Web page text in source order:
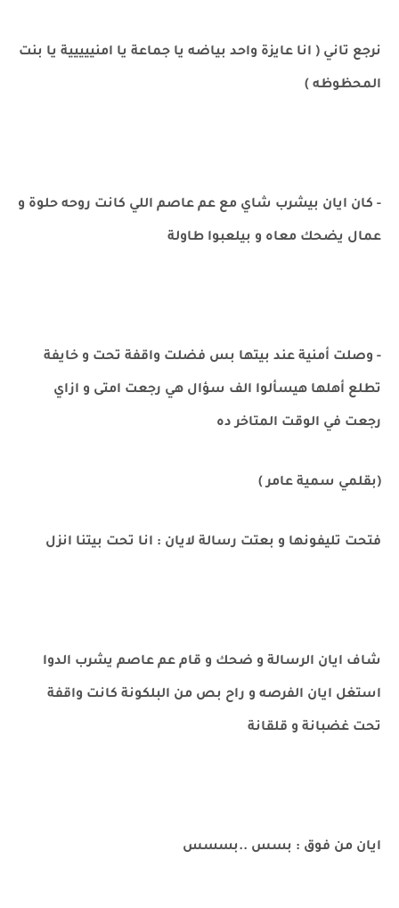
نرجع تاني ( انا عايزة واحد بياضه يا جماعة يا امنييييية يا بنت
المحظوظه )
- كان ايان بيشرب شاي مع عم عاصم اللي كانت روحه حلوة و
عمال يضحك معاه و بيلعبوا طاولة
- وصلت أمنية عند بيتها بس فضلت واقفة تحت و خايفة
تطلع أهلها هيسألوا الف سؤال هي رجعت امتى و ازاي
رجعت في الوقت المتاخر ده
(بقلمي سمية عامر )
فتحت تليفونها و بعتت رسالة لايان : انا تحت بيتنا انزل
شاف ايان الرسالة و ضحك و قام عم عاصم يشرب الدوا
استغل ايان الفرصه و راح بص من البلكونة كانت واقفة
تحت غضبانة و قلقانة
ايان من فوق : بسس ..بسسس